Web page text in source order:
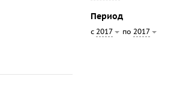
Период
с 2017 по 2017